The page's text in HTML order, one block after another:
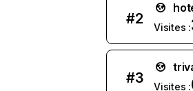
#2
Visites :
#3
Visites :